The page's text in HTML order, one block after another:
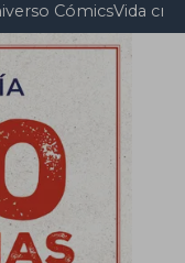
CómicsVida